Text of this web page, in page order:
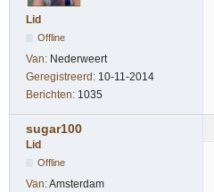
Lid
Offline
Van: Nederweert
Geregistreerd: 10-11-2014
Berichten: 1035
sugar100
Lid
Offline
Van:Amsterdam